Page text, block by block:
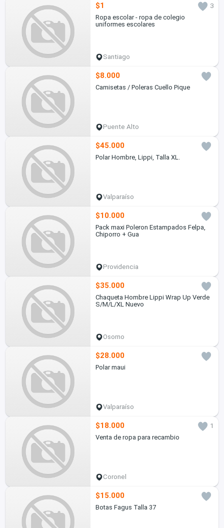
$1
3
Ropa escolar - ropa de colegio
uniformes escolares
Santiago
$8.000
Camisetas / Poleras Cuello Pique
Puente Alto
$45.000
Polar Hombre, Lippi, Talla XL.
Valparaíso
$10.000
Pack maxi Poleron Estampados Felpa,
Chiporro + Gua
Providencia
$35.000
Chaqueta Hombre Lippi Wrap Up Verde
S/M/L/XL Nuevo
Osorno
$28.000
Polar maui
Valparaíso
$18.000
1
Venta de ropa para recambio
Coronel
$15.000
Botas Fagus Talla 37